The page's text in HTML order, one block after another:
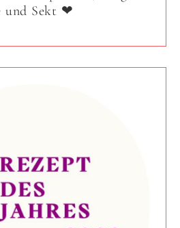
und Sekt ❤